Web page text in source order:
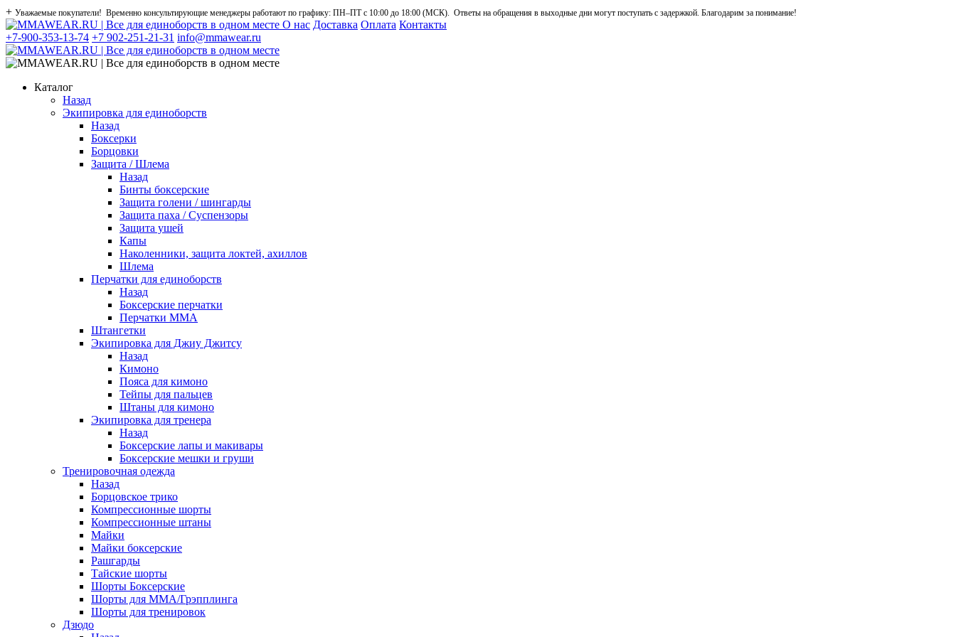
+ Уважаемые покупатели! Временно консультирующие менеджеры работают по графику: ПН–ПТ с 10:00 до 18:00 (МСК). Ответы на обращения в выходные дни могут поступать с задержкой. Благодарим за понимание!
О нас Доставка Оплата Контакты
+7-900-353-13-74 +7 902-251-21-31 info@mmawear.ru
Каталог
Назад
Экипировка для единоборств
Назад
Боксерки
Борцовки
Защита / Шлема
Назад
Бинты боксерские
Защита голени / шингарды
Защита паха / Суспензоры
Защита ушей
Капы
Наколенники, защита локтей, ахиллов
Шлема
Перчатки для единоборств
Назад
Боксерские перчатки
Перчатки ММА
Штангетки
Экипировка для Джиу Джитсу
Назад
Кимоно
Пояса для кимоно
Тейпы для пальцев
Штаны для кимоно
Экипировка для тренера
Назад
Боксерские лапы и макивары
Боксерские мешки и груши
Тренировочная одежда
Назад
Борцовское трико
Компрессионные шорты
Компрессионные штаны
Майки
Майки боксерские
Рашгарды
Тайские шорты
Шорты Боксерские
Шорты для ММА/Грэпплинга
Шорты для тренировок
Дзюдо